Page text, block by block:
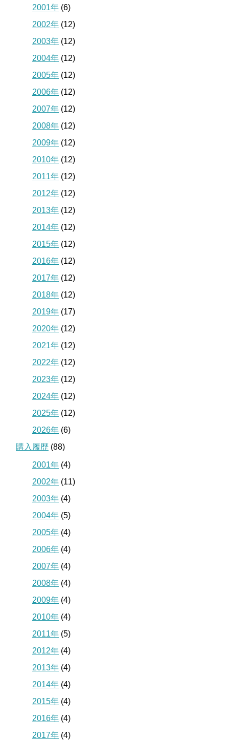
2001年 (6)
2002年 (12)
2003年 (12)
2004年 (12)
2005年 (12)
2006年 (12)
2007年 (12)
2008年 (12)
2009年 (12)
2010年 (12)
2011年 (12)
2012年 (12)
2013年 (12)
2014年 (12)
2015年 (12)
2016年 (12)
2017年 (12)
2018年 (12)
2019年 (17)
2020年 (12)
2021年 (12)
2022年 (12)
2023年 (12)
2024年 (12)
2025年 (12)
2026年 (6)
購入履歴 (88)
2001年 (4)
2002年 (11)
2003年 (4)
2004年 (5)
2005年 (4)
2006年 (4)
2007年 (4)
2008年 (4)
2009年 (4)
2010年 (4)
2011年 (5)
2012年 (4)
2013年 (4)
2014年 (4)
2015年 (4)
2016年 (4)
2017年 (4)